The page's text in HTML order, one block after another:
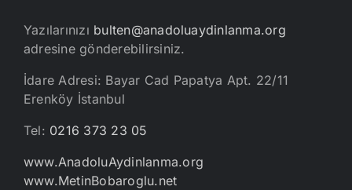
Yazılarınızı bulten@anadoluaydinlanma.org
adresine gönderebilirsiniz.
İdare Adresi: Bayar Cad Papatya Apt. 22/11
Erenköy İstanbul
Tel: 0216 373 23 05
www.AnadoluAydinlanma.org
www.MetinBobaroglu.net